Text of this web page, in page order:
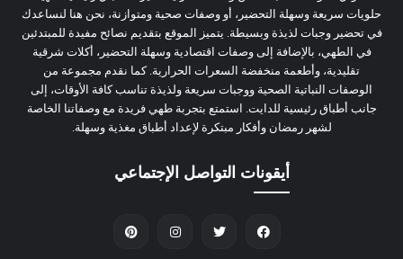
حلويات سريعة وسهلة التحضير، أو وصفات صحية ومتوازنة، نحن هنا لنساعدك
في تحضير وجبات لذيذة وبسيطة. يتميز الموقع بتقديم نصائح مفيدة للمبتدئين
في الطهي، بالإضافة إلى وصفات اقتصادية وسهلة التحضير، أكلات شرقية
تقليدية، وأطعمة منخفضة السعرات الحرارية. كما نقدم مجموعة من
الوصفات النباتية الصحية ووجبات سريعة ولذيذة تناسب كافة الأوقات، إلى
جانب أطباق رئيسية للدايت. استمتع بتجربة طهي فريدة مع وصفاتنا الخاصة
لشهر رمضان وأفكار مبتكرة لإعداد أطباق مغذية وسهلة.
أيقونات التواصل الإجتماعي